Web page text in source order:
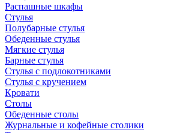
Распашные шкафы
Стулья
Полубарные стулья
Обеденные стулья
Мягкие стулья
Барные стулья
Стулья с подлокотниками
Стулья с кручением
Кровати
Столы
Обеденные столы
Журнальные и кофейные столики